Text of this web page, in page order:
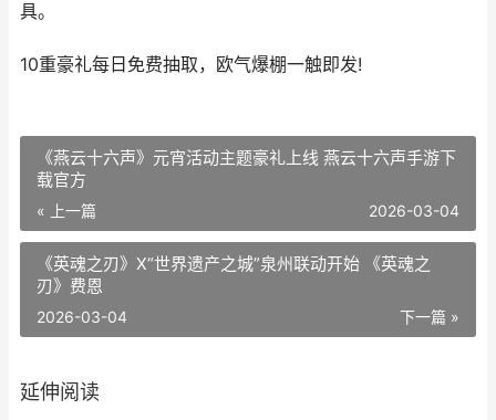
具。
10重豪礼每日免费抽取，欧气爆棚一触即发!
《燕云十六声》元宵活动主题豪礼上线 燕云十六声手游下
载官方
« 上一篇 2026-03-04
《英魂之刃》X“世界遗产之城”泉州联动开始 《英魂之
刃》费恩
下一篇 »
2026-03-04
延伸阅读